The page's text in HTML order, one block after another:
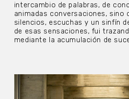
intercambio de palabras, de
animadas conversaciones, sino
silencios, escuchas y un sinfín
de esas sensaciones, fui
mediante la acumulación de